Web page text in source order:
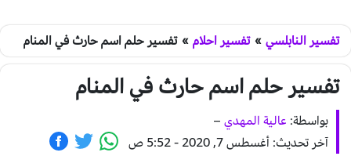
تفسير النابلسي » تفسير احلام » تفسير حلم اسم حارث في المنام
تفسير حلم اسم حارث في المنام
بواسطة: عالية المهدي –
آخر تحديث: أغسطس 7, 2020 - 5:52 ص